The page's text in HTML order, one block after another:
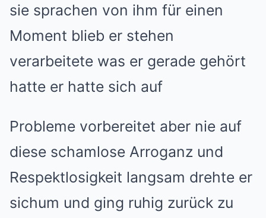
sie sprachen von ihm für einen
Moment blieb er stehen
verarbeitete was er gerade gehört
hatte er hatte sich auf
Probleme vorbereitet aber nie auf
diese schamlose Arroganz und
Respektlosigkeit langsam drehte er
sichum und ging ruhig zurück zu